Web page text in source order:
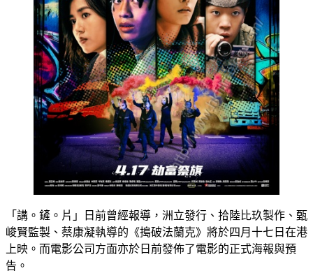
「講。鏟。片」日前曾經報導，洲立發行、拾陸比玖製作、甄
峻賢監製、蔡康凝執導的《搗破法蘭克》將於四月十七日在港
上映。而電影公司方面亦於日前發佈了電影的正式海報與預
告。